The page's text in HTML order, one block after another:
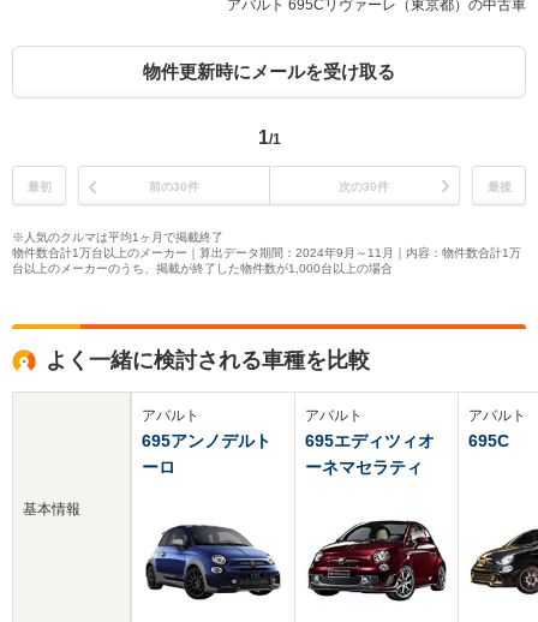
アバルト 695Cリヴァーレ（東京都）の中古車
物件更新時にメールを受け取る
1/1
最初 前の30件 次の30件 最後
※人気のクルマは平均1ヶ月で掲載終了
物件数合計1万台以上のメーカー｜算出データ期間：2024年9月～11月｜内容：物件数合計1万
台以上のメーカーのうち、掲載が終了した物件数が1,000台以上の場合
よく一緒に検討される車種を比較
基本情報
アバルト
695アンノデルト
ーロ
アバルト
695エディツィオ
ーネマセラティ
アバルト
695C